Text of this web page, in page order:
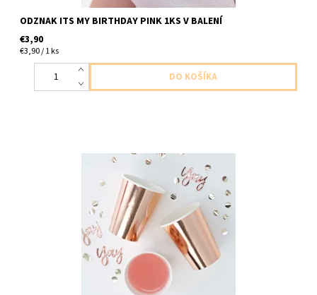
ODZNAK ITS MY BIRTHDAY PINK 1KS V BALENÍ
€3,90
€3,90 / 1 ks
papierový pohár ruzovo zlaty 8ks v balení velkost 220ml